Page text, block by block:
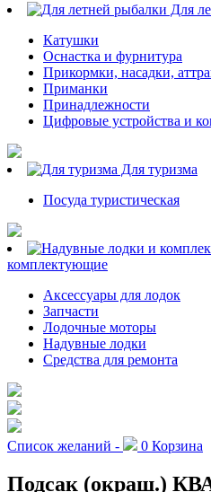
Для
Катушки
Оснастка и фурнитура
Прикормки, насадки,
Приманки
Принадлежности
Цифровые устройства и
Для туризма
Посуда туристическая
комплектующие
Аксессуары для лодок
Запчасти
Лодочные моторы
Надувные лодки
Средства для ремонта
Список желаний - 0 Корзина
Подсак (окраш.)